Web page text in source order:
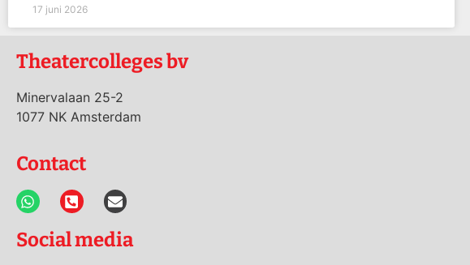
17 juni 2026
Theatercolleges bv
Minervalaan 25-2
1077 NK Amsterdam
Contact
Social media